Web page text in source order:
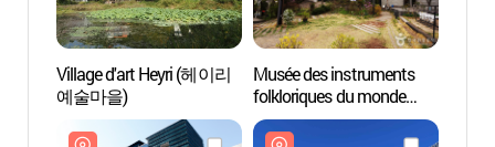
Village d'art Heyri (헤이리
예술마을)
Musée des instruments
folkloriques du monde
(세계민속악기박물관)